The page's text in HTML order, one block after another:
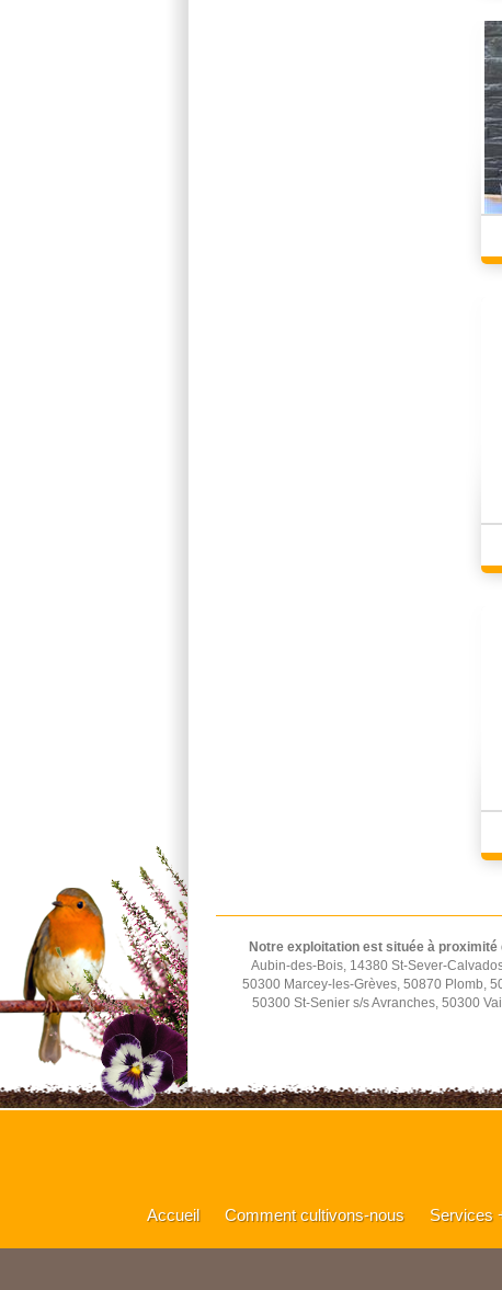
Notre exploitation est située à proximité
Aubin-des-Bois, 14380 St-Sever-
50300 Marcey-les-Grèves, 50870 Plomb,
50300 St-Senier s/s Avranches, 50300
Accueil Comment cultivons-nous Services